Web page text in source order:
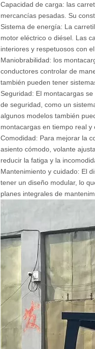
Capacidad de carga: las
mercancías pesadas. Su
Sistema de energía: La
motor eléctrico o diésel. Las
interiores y respetuosos con
Maniobrabilidad: los
conductores controlar de
también pueden tener
Seguridad: El montacargas
de seguridad, como un
algunos modelos también
montacargas en tiempo real y
Comodidad: Para mejorar la
asiento cómodo, volante
reducir la fatiga y la
Mantenimiento y cuidado: El
tener un diseño modular, lo
planes integrales de